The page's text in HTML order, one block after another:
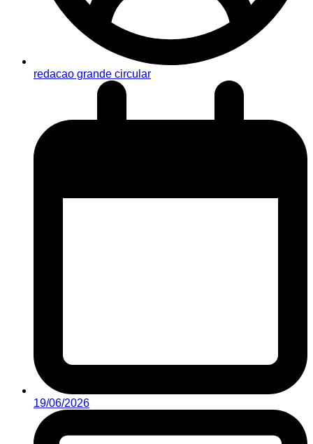
redacao grande circular
19/06/2026